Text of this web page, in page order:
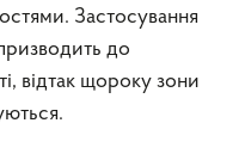
Застосування
до
відтак щороку зони